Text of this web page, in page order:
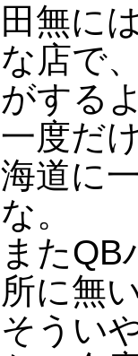
田無に
な店で
がする
一度だ
海道に
な。
また
所に無
そうい